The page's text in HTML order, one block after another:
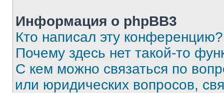
Информация о phpBB3
Кто написал эту конференцию?
Почему здесь нет такой-то
С кем можно связаться по
или юридических вопросов,